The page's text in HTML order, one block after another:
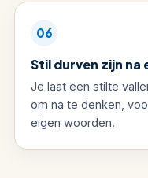
06
Stil durven zijn na
Je laat een stilte
om na te denken,
eigen woorden.